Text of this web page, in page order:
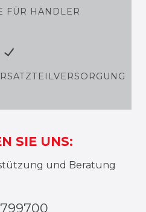
FÜR HÄNDLER
SIE UNS:
und Beratung